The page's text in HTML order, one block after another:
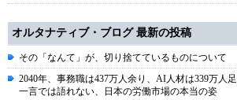
オルタナティブ・ブログ 最新の投稿
その「なんて」が、切り捨てているものについて
2040年、事務職は437万人余り、AI人材は339万人
一言では語れない、日本の労働市場の本当の姿